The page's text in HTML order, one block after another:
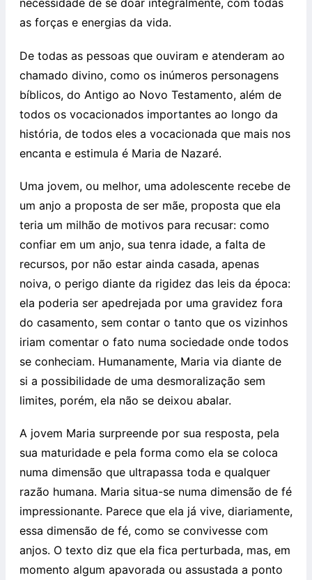
necessidade de se doar integralmente, com todas
as forças e energias da vida.
De todas as pessoas que ouviram e atenderam ao
chamado divino, como os inúmeros personagens
bíblicos, do Antigo ao Novo Testamento, além de
todos os vocacionados importantes ao longo da
história, de todos eles a vocacionada que mais nos
encanta e estimula é Maria de Nazaré.
Uma jovem, ou melhor, uma adolescente recebe de
um anjo a proposta de ser mãe, proposta que ela
teria um milhão de motivos para recusar: como
confiar em um anjo, sua tenra idade, a falta de
recursos, por não estar ainda casada, apenas
noiva, o perigo diante da rigidez das leis da época:
ela poderia ser apedrejada por uma gravidez fora
do casamento, sem contar o tanto que os vizinhos
iriam comentar o fato numa sociedade onde todos
se conheciam. Humanamente, Maria via diante de
si a possibilidade de uma desmoralização sem
limites, porém, ela não se deixou abalar.
A jovem Maria surpreende por sua resposta, pela
sua maturidade e pela forma como ela se coloca
numa dimensão que ultrapassa toda e qualquer
razão humana. Maria situa-se numa dimensão de fé
impressionante. Parece que ela já vive, diariamente,
essa dimensão de fé, como se convivesse com
anjos. O texto diz que ela fica perturbada, mas, em
momento algum apavorada ou assustada a ponto